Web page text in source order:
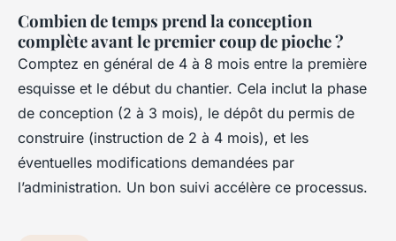
Combien de temps prend la conception
complète avant le premier coup de pioche ?
Comptez en général de 4 à 8 mois entre la première
esquisse et le début du chantier. Cela inclut la phase
de conception (2 à 3 mois), le dépôt du permis de
construire (instruction de 2 à 4 mois), et les
éventuelles modifications demandées par
l’administration. Un bon suivi accélère ce processus.